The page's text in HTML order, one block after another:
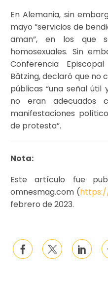
En Alemania, sin
mayo “servicios de
aman”, en los que
homosexuales. Sin
Conferencia
Bätzing, declaró que no
públicas “una señal útil
no eran adecuados
manifestaciones
de protesta”.
Nota:
Este artículo fue
omnesmag.com (
febrero de 2023.